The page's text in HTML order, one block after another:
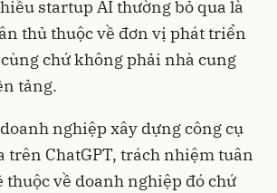
startup AI thường bỏ qua là
thủ thuộc về đơn vị phát triển
chứ không phải nhà cung
tảng.
nghiệp xây dựng công cụ
trên ChatGPT, trách nhiệm tuân
về doanh nghiệp đó chứ